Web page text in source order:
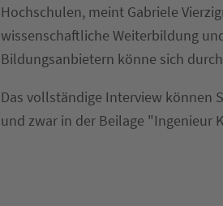
Hochschulen, meint Gabriele
wissenschaftliche Weiterbildung
Bildungsanbietern könne sich
Das vollständige Interview können
und zwar in der Beilage "Ingenieur